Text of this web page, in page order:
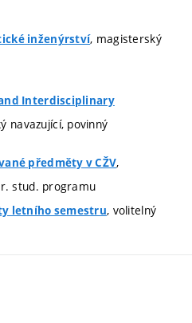
inženýrství, magisterský
Interdisciplinary
navazující, povinný
předměty v CŽV,
stud. programu
letního semestru, volitelný